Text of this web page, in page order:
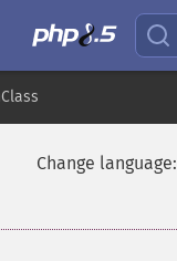
Change language: